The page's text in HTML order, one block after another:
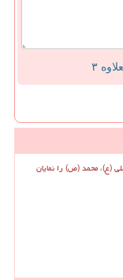
(ع)، محمد (ص) را نمایان